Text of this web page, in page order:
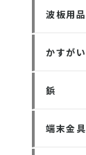
波板用品
かすがい
鋲
端末金具